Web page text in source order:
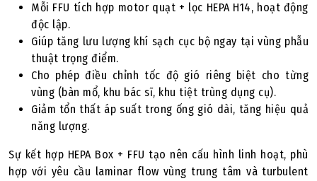
Mỗi FFU tích hợp motor quạt + lọc HEPA H14, hoạt động
độc lập.
Giúp tăng lưu lượng khí sạch cục bộ ngay tại vùng phẫu
thuật trọng điểm.
Cho phép điều chỉnh tốc độ gió riêng biệt cho từng
vùng (bàn mổ, khu bác sĩ, khu tiệt trùng dụng cụ).
Giảm tổn thất áp suất trong ống gió dài, tăng hiệu quả
năng lượng.
Sự kết hợp HEPA Box + FFU tạo nên cấu hình linh hoạt, phù
hợp với yêu cầu laminar flow vùng trung tâm và turbulent